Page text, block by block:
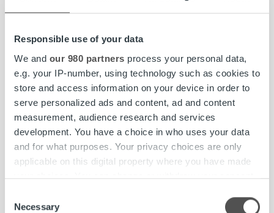
Responsible use of your data
We and our 980 partners process your personal data,
e.g. your IP-number, using technology such as cookies to
store and access information on your device in order to
serve personalized ads and content, ad and content
measurement, audience research and services
development. You have a choice in who uses your data
and for what purposes. Your privacy choices are only
applicable on this digital property where you have made
your choices. You can change or withdraw your consent
the Privacy trigger icon.
Selection
Necessary
kausivaihtelua ja toimii myös
poikkeustilanteessa
Ropon tarjoama laskusaatavarahoitus ja laskujen
ostopalvelu on edullinen ja helppokäyttöinen tapa tasoittaa
yrityksen kassan kausivaihtelua, parantaa yrityksesi
maksuvalmiutta ja vakauttaa liiketoimintaa.
Palvelun avulla yrityksesi saa laskuihin sitoutuneen
pääoman tilille ilman maksuviiveitä eräpäivästä
riippumatta. Rahoituksen avulla voit myös kilpailla entistä
pidemmillä maksuajoilla ilman, että se vaikuttaa yrityksesi